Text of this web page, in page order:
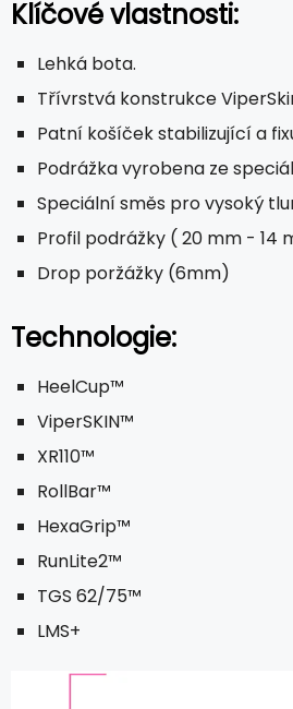
Klíčové vlastnosti:
Lehká bota.
Třívrstvá konstrukce
Patní košíček stabilizující a
Podrážka vyrobena ze
Speciální směs pro vysoký
Profil podrážky ( 20 mm - 14
Drop poržážky (6mm)
Technologie:
HeelCup™
ViperSKIN™
XR110™
RollBar™
HexaGrip™
RunLite2™
TGS 62/75™
LMS+